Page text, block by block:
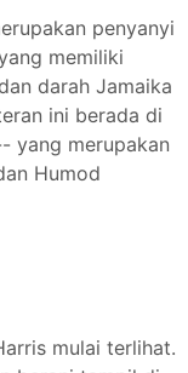
penyanyi
memiliki
darah Jamaika
ini berada di
yang merupakan
Humod
mulai terlihat.